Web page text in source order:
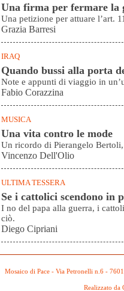
Una firma per fermare la
Una petizione per attuare l’art.
Grazia Barresi
IRAQ
Quando bussi alla porta
Note e appunti di viaggio in
Fabio Corazzina
MUSICA
Una vita contro le mode
Un ricordo di Pierangelo
Vincenzo Dell'Olio
ULTIMA TESSERA
Se i cattolici scendono in
I no del papa alla guerra, i
ciò.
Diego Cipriani
Mosaico di Pace - Via Petronelli n.6 -
Realizzato